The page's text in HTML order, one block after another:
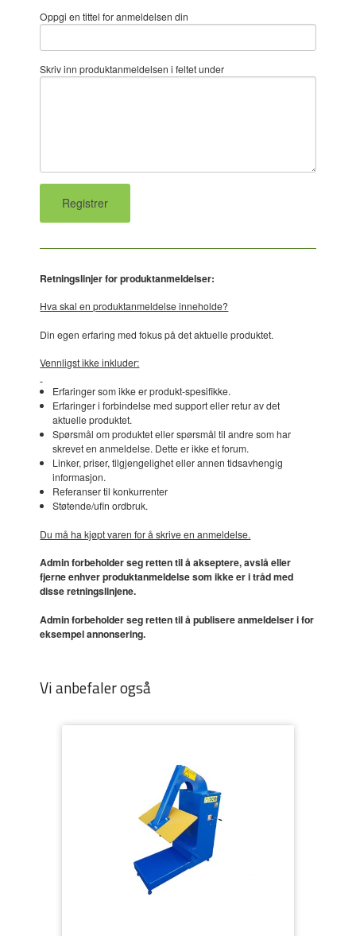
Oppgi en tittel for anmeldelsen din
Skriv inn produktanmeldelsen i feltet under
Retningslinjer for produktanmeldelser:
Hva skal en produktanmeldelse inneholde?
Din egen erfaring med fokus på det aktuelle produktet.
Vennligst ikke inkluder:
Erfaringer som ikke er produkt-spesifikke.
Erfaringer i forbindelse med support eller retur av det
aktuelle produktet.
Spørsmål om produktet eller spørsmål til andre som har
skrevet en anmeldelse. Dette er ikke et forum.
Linker, priser, tilgjengelighet eller annen tidsavhengig
informasjon.
Referanser til konkurrenter
Støtende/ufin ordbruk.
Du må ha kjøpt varen for å skrive en anmeldelse.
Admin forbeholder seg retten til å akseptere, avslå eller
fjerne enhver produktanmeldelse som ikke er i tråd med
disse retningslinjene.
Admin forbeholder seg retten til å publisere anmeldelser i for
eksempel annonsering.
Vi anbefaler også